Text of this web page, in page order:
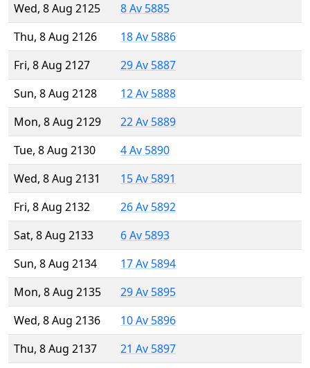
Wed, 8 Aug 2125
8 Av 5885
Thu, 8 Aug 2126
18 Av 5886
Fri, 8 Aug 2127
29 Av 5887
Sun, 8 Aug 2128
12 Av 5888
Mon, 8 Aug 2129
22 Av 5889
Tue, 8 Aug 2130
4 Av 5890
Wed, 8 Aug 2131
15 Av 5891
Fri, 8 Aug 2132
26 Av 5892
Sat, 8 Aug 2133
6 Av 5893
Sun, 8 Aug 2134
17 Av 5894
Mon, 8 Aug 2135
29 Av 5895
Wed, 8 Aug 2136
10 Av 5896
Thu, 8 Aug 2137
21 Av 5897